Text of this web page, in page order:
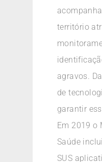
território
agravos.
de
garantir
Em 2019 o
Saúde
SUS